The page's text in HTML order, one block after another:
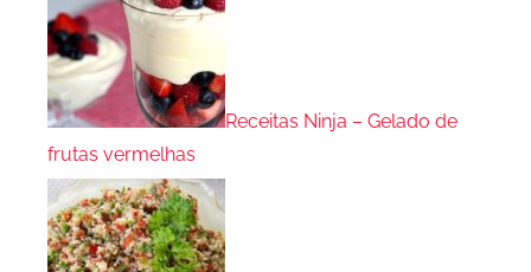
Receitas Ninja – Gelado de
frutas vermelhas